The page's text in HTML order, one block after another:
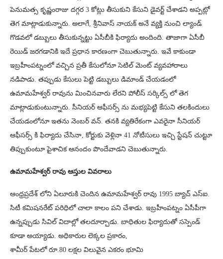
పెనుమత్స కృష్ణంరాజు దగ్గర 3 కోట్లు తీసుకుని కేసుని డైవర్ట్ చేశాడని అప్పట్లో
తెగ మాట్లాడుకున్నారు. అలాగే, శ్రీనివాస్ నాయక్ అనే వ్యక్తి నుంచి ల్యాండ్
గొడవలో డబ్బులు తీసుకున్నట్టు ఏసీబీకి ఫిర్యాదు అందింది. తాజాగా ఏసీబీ
రెయిడ్ జరగడానికి ఇదే ప్రధాన కారణంగా చెబుతున్నారు. ఇవే కాకుండా
ఇబ్రహీంపట్నంలో వచ్చిన ప్రతీ కేసులోనూ సెటిల్ మెంట్ వ్యవహారాలు
నడిపాడు. తప్పుడు కేసులు పెట్టి డబ్బులు డిమాండ్ చేయడంలో
ఉమామహేశ్వర్ రావును మించినవారు లేరని పోలీస్ సర్కిల్స్ లో తెగ
మాట్లాడుకుంటున్నారు. సీనియర్ ఆఫీసర్స్ ను మభ్యపెట్టి కేసుని తలకిందులు
చేయడంలోనూ ఇతను నెంబర్ వన్. తనకి వ్యతిరేకంగా ఎవరైనా సీనియర్
ఆఫీసర్స్ కి ఫిర్యాదు చేసినా, కోర్టుకు వెళ్లినా 41 నోటీసులు ఇచ్చి స్టేషన్ చుట్టూ
తిప్పుకుంటూ పైశాచిక ఆనందం పొందేవాడని చెబుతున్నారు.
ఉమామహేశ్వర్ రావు ఆస్తుల వివరాలు
ఆంధ్రప్రదేశ్ లోని ఏలూరుకి చెందిన ఉమామహేశ్వర్ రావు 1995 బ్యాచ్ ఎస్ఐ.
సిటీ కమిషనరేట్ పరిధిలో చాలా కాలం పని చేశాడు. ఇబ్రహీంపట్నం ఏసీపీగా
ఉన్నప్పుడు సివిల్ విదాల్లో తలదూర్చాడు. బాధితుల ఫిర్యాదుతో సస్పెండ్
కూడా అయ్యాడు. అధికారుల లెక్కల ప్రకారం,
శామీర్ పేటలో రూ.80 లక్షల విలువైన ఎకరం భూమి